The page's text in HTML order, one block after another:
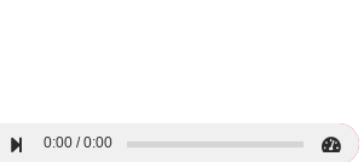
0:00 0:00